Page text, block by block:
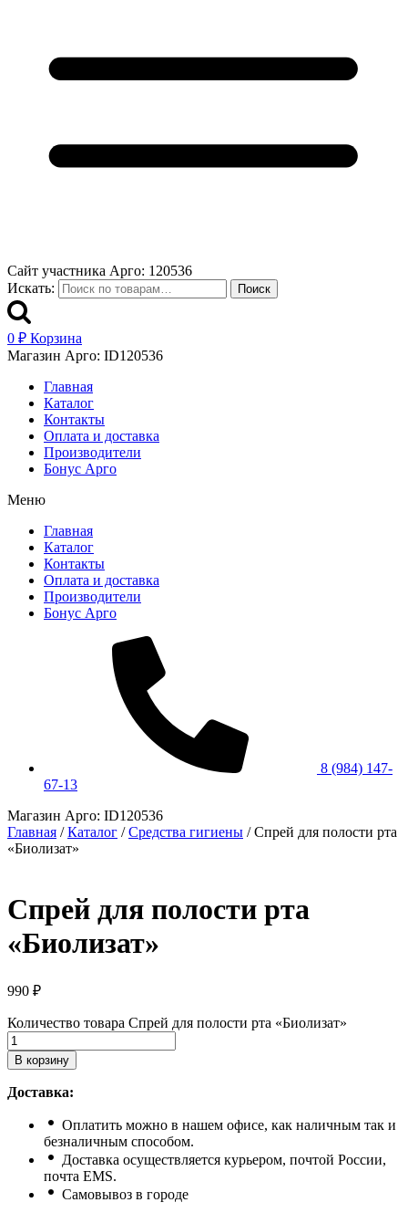
Сайт участника Арго: 120536
Искать:
Поиск
0 ₽ Корзина
Магазин Арго: ID120536
Главная
Каталог
Контакты
Оплата и доставка
Производители
Бонус Арго
Меню
Главная
Каталог
Контакты
Оплата и доставка
Производители
Бонус Арго
8 (984) 147-
67-13
Магазин Арго: ID120536
Главная / Каталог / Средства гигиены / Спрей для полости рта
«Биолизат»
Спрей для полости рта
«Биолизат»
990 ₽
Количество товара Спрей для полости рта «Биолизат»
В корзину
Доставка:
Оплатить можно в нашем офисе, как наличным так и
безналичным способом.
Доставка осуществляется курьером, почтой России,
почта ЕМS.
Самовывоз в городе